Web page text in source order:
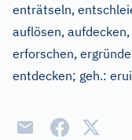
enträtseln,
auflösen,
erforschen,
entdecken; geh.: